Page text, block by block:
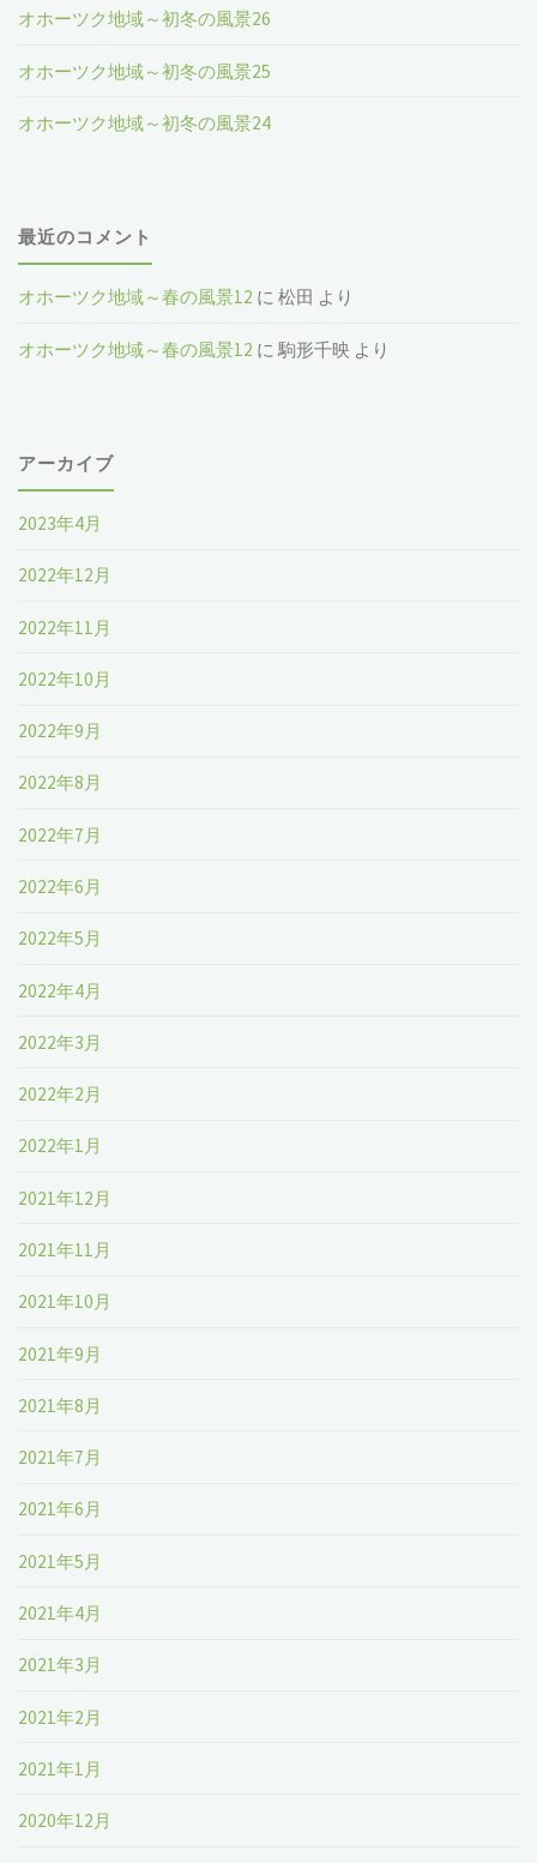
オホーツク地域～初冬の風景26
オホーツク地域～初冬の風景25
オホーツク地域～初冬の風景24
最近のコメント
オホーツク地域～春の風景12 に松田 より
オホーツク地域～春の風景12 に駒形千映 より
アーカイブ
2023年4月
2022年12月
2022年11月
2022年10月
2022年9月
2022年8月
2022年7月
2022年6月
2022年5月
2022年4月
2022年3月
2022年2月
2022年1月
2021年12月
2021年11月
2021年10月
2021年9月
2021年8月
2021年7月
2021年6月
2021年5月
2021年4月
2021年3月
2021年2月
2021年1月
2020年12月